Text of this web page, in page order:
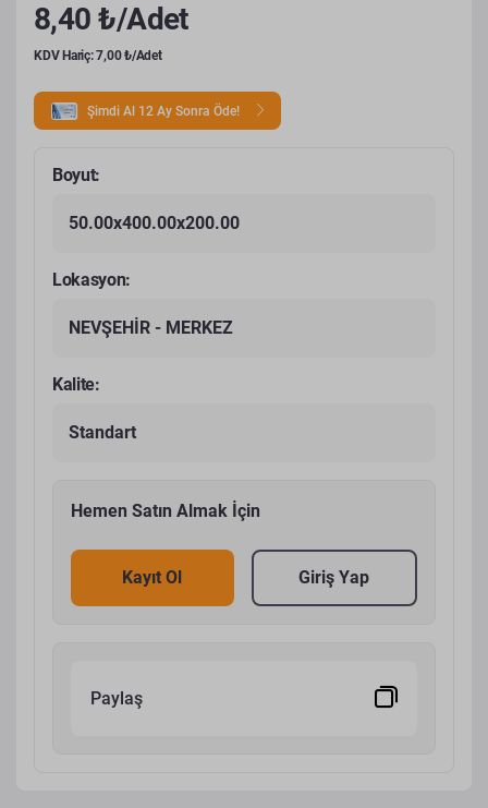
8,40 ₺/Adet
KDV Hariç: 7,00 ₺/Adet
Şimdi Al 12 Ay Sonra Öde!
Boyut:
50.00x400.00x200.00
Lokasyon:
NEVŞEHİR - MERKEZ
Kalite:
Standart
Hemen Satın Almak İçin
Kayıt Ol Giriş Yap
Paylaş